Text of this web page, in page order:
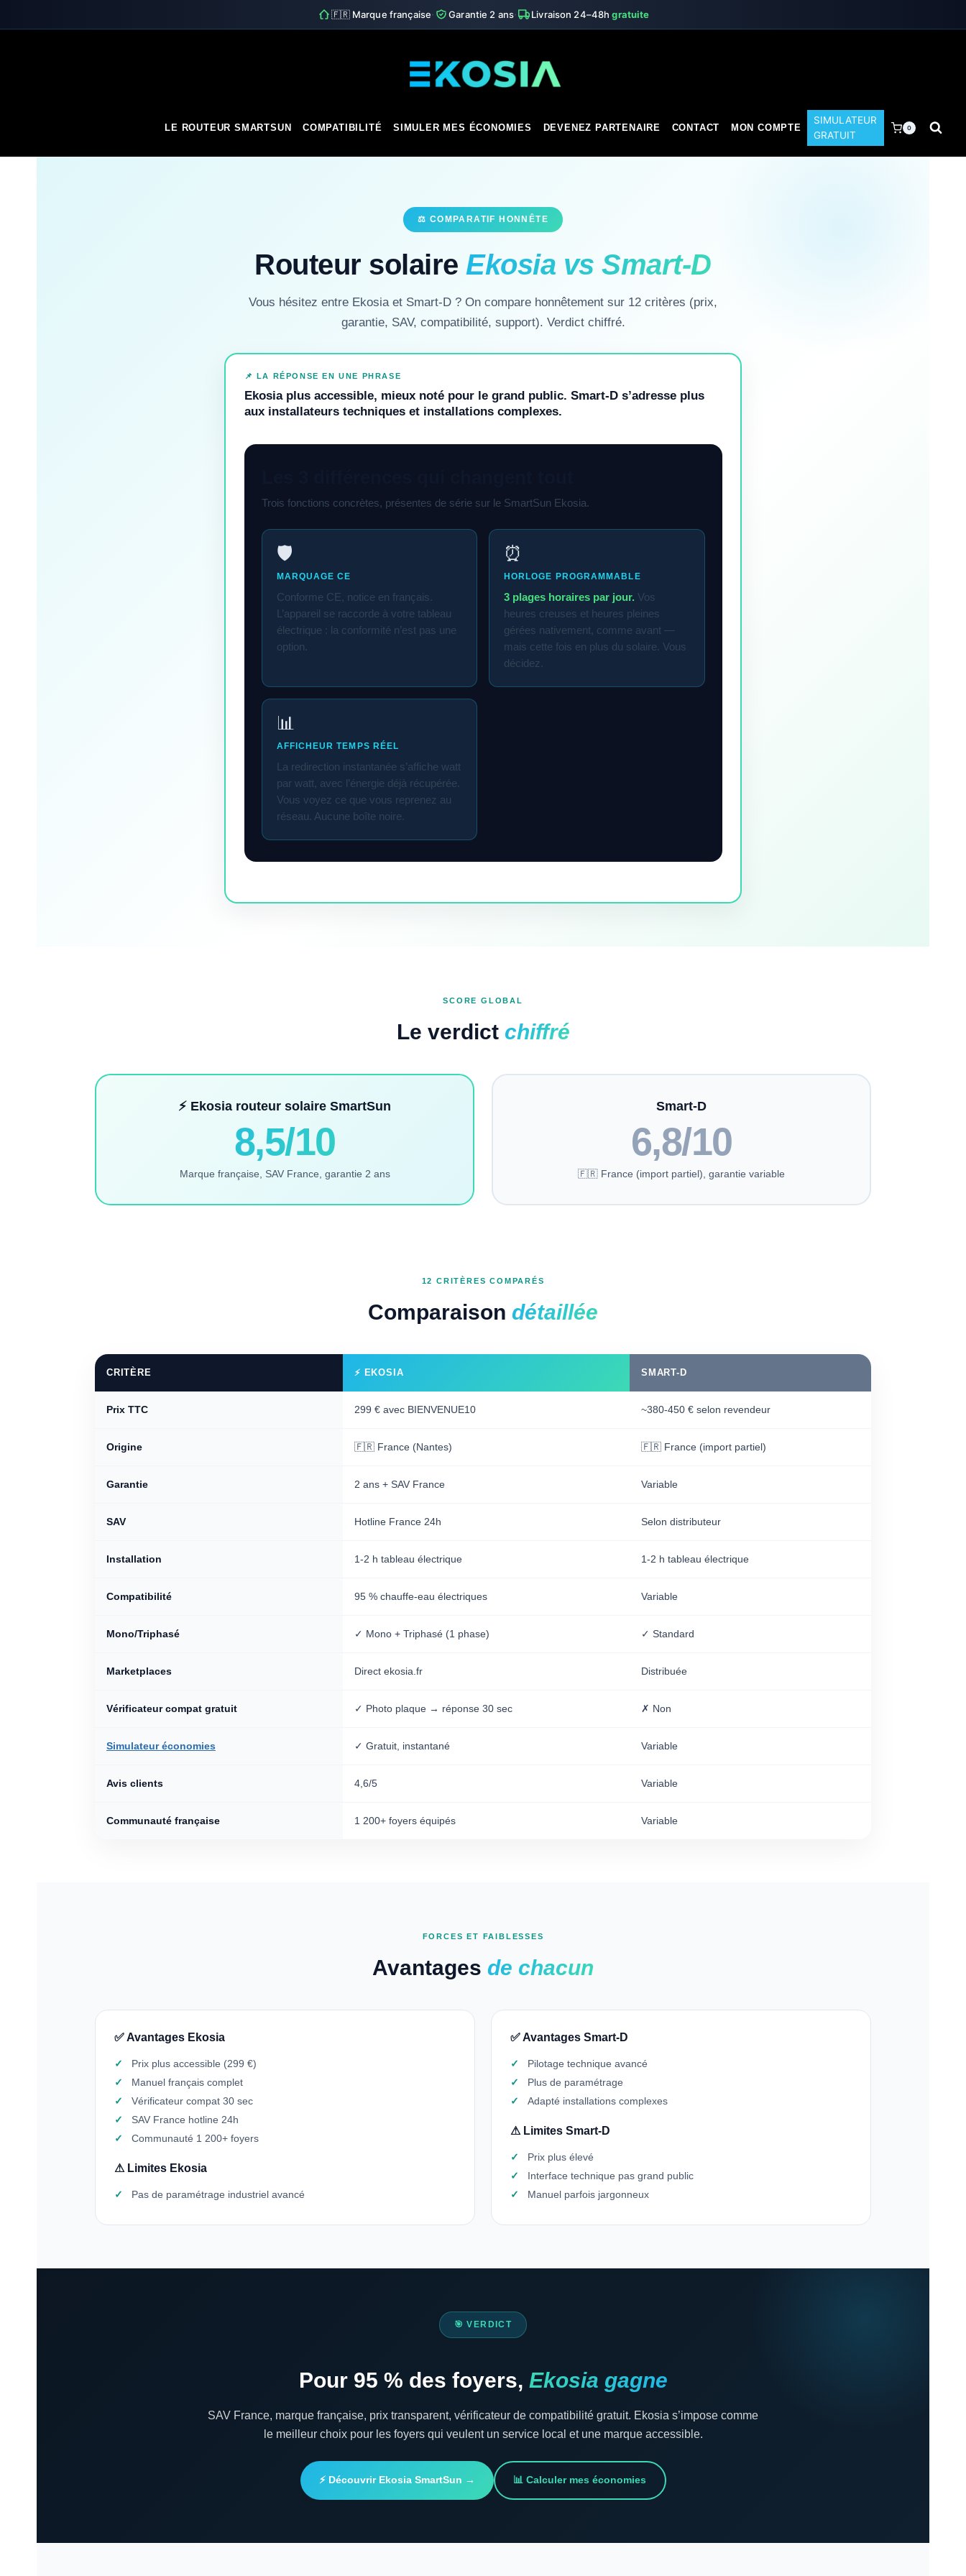
🇫🇷 Marque française· Garantie 2 ans· Livraison 24–48hgratuite
LE ROUTEUR SMARTSUN COMPATIBILITÉ SIMULER MES ÉCONOMIES DEVENEZ PARTENAIRE CONTACT MON COMPTE
SIMULATEUR
GRATUIT
0
⚖ COMPARATIF HONNÊTE
Routeur solaire Ekosia vs Smart-D
Vous hésitez entre Ekosia et Smart-D ? On compare honnêtement sur 12 critères (prix,
garantie, SAV, compatibilité, support). Verdict chiffré.
📌 LA RÉPONSE EN UNE PHRASE
Ekosia plus accessible, mieux noté pour le grand public. Smart-D s’adresse plus
aux installateurs techniques et installations complexes.
Trois fonctions concrètes, présentes de série sur le SmartSun Ekosia.
🛡️
MARQUAGE CE
Conforme CE, notice en français.
L’appareil se raccorde à votre tableau
électrique : la conformité n’est pas une
option.
⏰
HORLOGE PROGRAMMABLE
3 plages horaires par jour. Vos
heures creuses et heures pleines
gérées nativement, comme avant —
mais cette fois en plus du solaire. Vous
décidez.
📊
AFFICHEUR TEMPS RÉEL
La redirection instantanée s’affiche watt
par watt, avec l’énergie déjà récupérée.
Vous voyez ce que vous reprenez au
réseau. Aucune boîte noire.
SCORE GLOBAL
Le verdict chiffré
⚡ Ekosia routeur solaire SmartSun
8,5/10
Marque française, SAV France, garantie 2 ans
Smart-D
6,8/10
🇫🇷 France (import partiel), garantie variable
12 CRITÈRES COMPARÉS
Comparaison détaillée
CRITÈRE ⚡ EKOSIA SMART-D
Prix TTC 299 € avec BIENVENUE10 ~380-450 € selon revendeur
Origine 🇫🇷 France (Nantes) 🇫🇷 France (import partiel)
Garantie 2 ans + SAV France Variable
SAV Hotline France 24h Selon distributeur
Installation 1-2 h tableau électrique 1-2 h tableau électrique
Compatibilité 95 % chauffe-eau électriques Variable
Mono/Triphasé ✓ Mono + Triphasé (1 phase) ✓ Standard
Marketplaces Direct ekosia.fr Distribuée
Vérificateur compat gratuit ✓ Photo plaque → réponse 30 sec ✗ Non
Simulateur économies ✓ Gratuit, instantané Variable
Avis clients 4,6/5 Variable
Communauté française 1 200+ foyers équipés Variable
FORCES ET FAIBLESSES
Avantages de chacun
✅ Avantages Ekosia
Prix plus accessible (299 €)
Manuel français complet
Vérificateur compat 30 sec
SAV France hotline 24h
Communauté 1 200+ foyers
⚠ Limites Ekosia
Pas de paramétrage industriel avancé
✅ Avantages Smart-D
Pilotage technique avancé
Plus de paramétrage
Adapté installations complexes
⚠ Limites Smart-D
Prix plus élevé
Interface technique pas grand public
Manuel parfois jargonneux
🎯 VERDICT
Pour 95 % des foyers, Ekosia gagne
SAV France, marque française, prix transparent, vérificateur de compatibilité gratuit. Ekosia s’impose comme
le meilleur choix pour les foyers qui veulent un service local et une marque accessible.
⚡ Découvrir Ekosia SmartSun → 📊 Calculer mes économies